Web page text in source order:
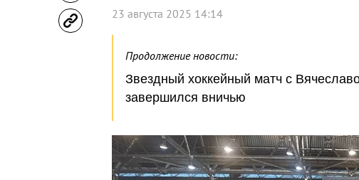
23 августа 2025 14:14
Продолжение новости:
Звездный хоккейный матч с
завершился вничью